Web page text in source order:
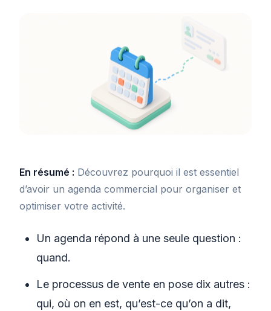
En résumé : Découvrez pourquoi il est essentiel
d’avoir un agenda commercial pour organiser et
optimiser votre activité.
Un agenda répond à une seule question :
quand.
Le processus de vente en pose dix autres :
qui, où on en est, qu’est-ce qu’on a dit,